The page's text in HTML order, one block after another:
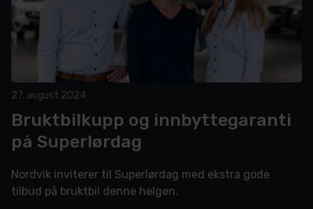
27. august 2024
Bruktbilkupp og innbyttegaranti
på Superlørdag
Nordvik inviterer til Superlørdag med ekstra gode
tilbud på bruktbil denne helgen.